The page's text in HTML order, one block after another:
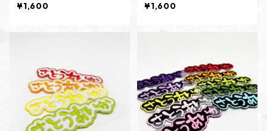
¥1,600 ¥1,600